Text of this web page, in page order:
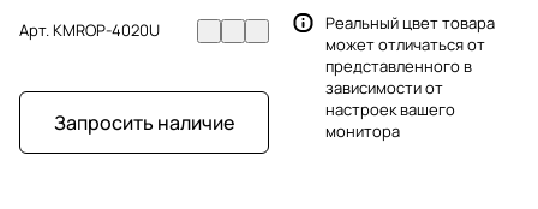
Арт.KMROP-4020U
Запросить наличие
Реальный цвет товара
может отличаться от
представленного в
зависимости от
настроек вашего
монитора